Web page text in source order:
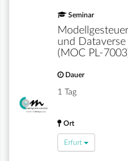
Seminar
und
(MOC PL-
Dauer
1 Tag
Ort
Erfurt